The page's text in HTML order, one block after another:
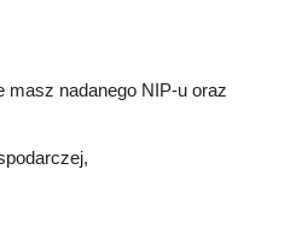
masz nadanego NIP-u oraz